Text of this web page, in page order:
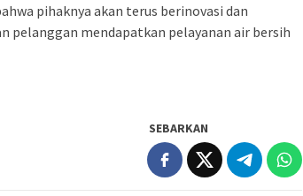
pihaknya akan terus berinovasi dan
pelanggan mendapatkan pelayanan air bersih
SEBARKAN